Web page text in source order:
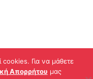
Για να μάθετε
Απορρήτου μας